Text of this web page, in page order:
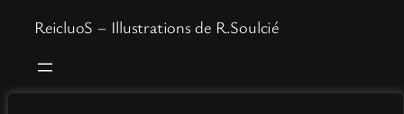
ReicluoS – Illustrations de R.Soulcié